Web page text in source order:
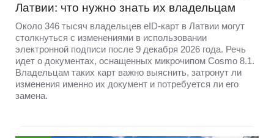
Латвии: что нужно знать их владельцам
Около 346 тысяч владельцев eID-карт в Латвии могут
столкнуться с изменениями в использовании
электронной подписи после 9 декабря 2026 года. Речь
идет о документах, оснащенных микрочипом Cosmo 8.1.
Владельцам таких карт важно выяснить, затронут ли
изменения именно их документ и потребуется ли его
замена.